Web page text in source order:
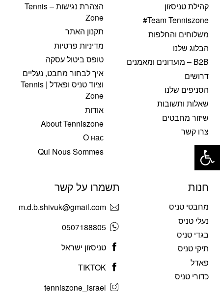
קהילת טניסזון
Team Tenniszone#
משלוחים והחלפות
הבלוג שלנו
B2B – מועדונים ומאמנים
דרושים
הסניפים שלנו
שאלות ותשובות
שיזור מחבטים
צרו קשר
הצהרת נגישות – Tennis
Zone
תקנון האתר
מדיניות פרטיות
טופס ביטול עסקה
איך לבחור מחבט, נעליים
וציוד טניס ופאדל | Tennis
Zone
אודות
About Tenniszone
О нас
Qui Nous Sommes
חנות
מחבטי טניס
נעלי טניס
בגדי טניס
תיקי טניס
פאדל
כדורי טניס
תשמרו על קשר
m.d.b.shivuk@gmail.com
0507188805
טניסזון ישראל
TIKTOK
tenniszone_israel
פתח סרגל נגישות